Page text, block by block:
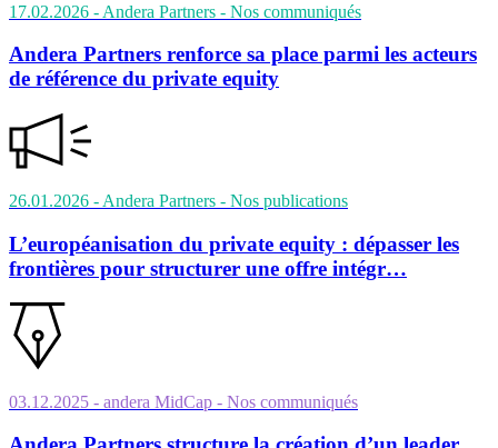
17.02.2026 - Andera Partners - Nos communiqués
Andera Partners renforce sa place parmi les acteurs
de référence du private equity
26.01.2026 - Andera Partners - Nos publications
L’européanisation du private equity : dépasser les
frontières pour structurer une offre intégr…
03.12.2025 - andera MidCap - Nos communiqués